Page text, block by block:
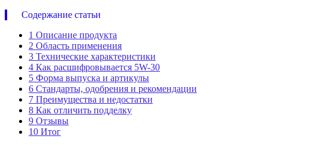
Содержание статьи
1 Описание продукта
2 Область применения
3 Технические характеристики
4 Как расшифровывается 5W-30
5 Форма выпуска и артикулы
6 Стандарты, одобрения и рекомендации
7 Преимущества и недостатки
8 Как отличить подделку
9 Отзывы
10 Итог